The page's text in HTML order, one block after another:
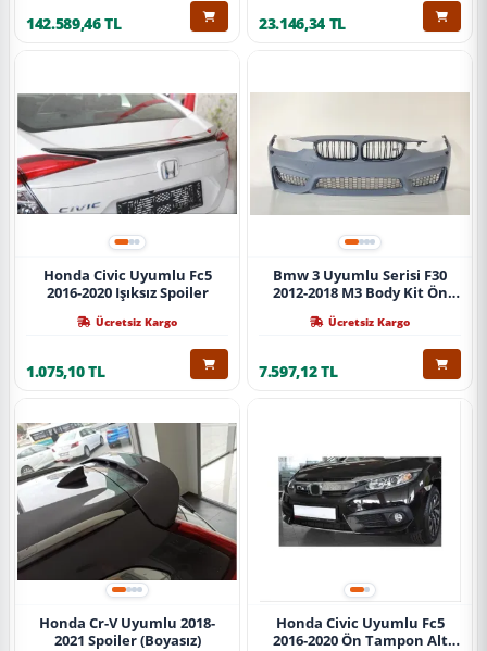
142.589,46 TL 23.146,34 TL
Honda Civic Uyumlu Fc5
2016-2020 Işıksız Spoiler
Ücretsiz Kargo
1.075,10 TL
Bmw 3 Uyumlu Serisi F30
2012-2018 M3 Body Kit Ön
Ücretsiz Kargo
7.597,12 TL
Honda Cr-V Uyumlu 2018-
2021 Spoiler (Boyasız)
Honda Civic Uyumlu Fc5
2016-2020 Ön Tampon Alt